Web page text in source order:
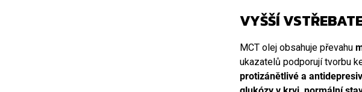
VYŠŠÍ
MCT olej obsahuje převahu
ukazatelů podporují tvorbu
protizánětlivé a